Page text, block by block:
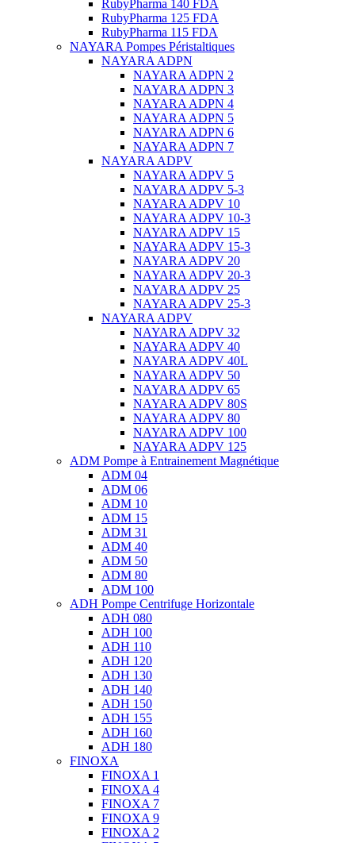
RubyPharma 140 FDA
RubyPharma 125 FDA
RubyPharma 115 FDA
NAYARA Pompes Péristaltiques
NAYARA ADPN
NAYARA ADPN 2
NAYARA ADPN 3
NAYARA ADPN 4
NAYARA ADPN 5
NAYARA ADPN 6
NAYARA ADPN 7
NAYARA ADPV
NAYARA ADPV 5
NAYARA ADPV 5-3
NAYARA ADPV 10
NAYARA ADPV 10-3
NAYARA ADPV 15
NAYARA ADPV 15-3
NAYARA ADPV 20
NAYARA ADPV 20-3
NAYARA ADPV 25
NAYARA ADPV 25-3
NAYARA ADPV
NAYARA ADPV 32
NAYARA ADPV 40
NAYARA ADPV 40L
NAYARA ADPV 50
NAYARA ADPV 65
NAYARA ADPV 80S
NAYARA ADPV 80
NAYARA ADPV 100
NAYARA ADPV 125
ADM Pompe à Entrainement Magnétique
ADM 04
ADM 06
ADM 10
ADM 15
ADM 31
ADM 40
ADM 50
ADM 80
ADM 100
ADH Pompe Centrifuge Horizontale
ADH 080
ADH 100
ADH 110
ADH 120
ADH 130
ADH 140
ADH 150
ADH 155
ADH 160
ADH 180
FINOXA
FINOXA 1
FINOXA 4
FINOXA 7
FINOXA 9
FINOXA 2